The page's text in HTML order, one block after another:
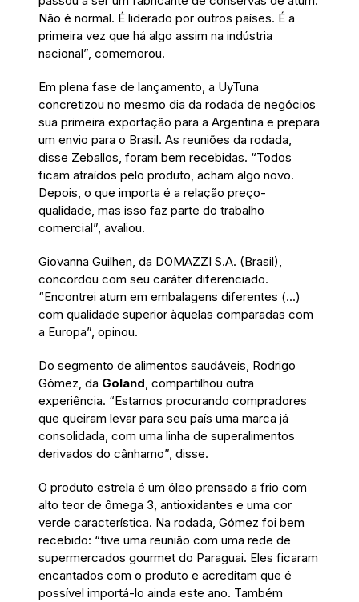
Não é normal. É liderado por outros países. É a
primeira vez que há algo assim na indústria
nacional”, comemorou.
Em plena fase de lançamento, a UyTuna
concretizou no mesmo dia da rodada de negócios
sua primeira exportação para a Argentina e prepara
um envio para o Brasil. As reuniões da rodada,
disse Zeballos, foram bem recebidas. “Todos
ficam atraídos pelo produto, acham algo novo.
Depois, o que importa é a relação preço-
qualidade, mas isso faz parte do trabalho
comercial”, avaliou.
Giovanna Guilhen, da DOMAZZI S.A. (Brasil),
concordou com seu caráter diferenciado.
“Encontrei atum em embalagens diferentes (...)
com qualidade superior àquelas comparadas com
a Europa”, opinou.
Do segmento de alimentos saudáveis, Rodrigo
Gómez, da Goland, compartilhou outra
experiência. “Estamos procurando compradores
que queiram levar para seu país uma marca já
consolidada, com uma linha de superalimentos
derivados do cânhamo”, disse.
O produto estrela é um óleo prensado a frio com
alto teor de ômega 3, antioxidantes e uma cor
verde característica. Na rodada, Gómez foi bem
recebido: “tive uma reunião com uma rede de
supermercados gourmet do Paraguai. Eles ficaram
encantados com o produto e acreditam que é
possível importá-lo ainda este ano. Também